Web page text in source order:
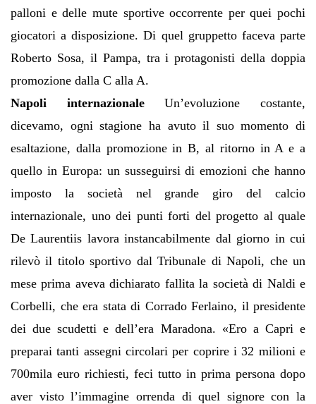
palloni e delle mute sportive occorrente per quei pochi
giocatori a disposizione. Di quel gruppetto faceva parte
Roberto Sosa, il Pampa, tra i protagonisti della doppia
promozione dalla C alla A.
Napoli internazionaleUn’evoluzione costante,
dicevamo, ogni stagione ha avuto il suo momento di
esaltazione, dalla promozione in B, al ritorno in A e a
quello in Europa: un susseguirsi di emozioni che hanno
imposto la società nel grande giro del calcio
internazionale, uno dei punti forti del progetto al quale
De Laurentiis lavora instancabilmente dal giorno in cui
rilevò il titolo sportivo dal Tribunale di Napoli, che un
mese prima aveva dichiarato fallita la società di Naldi e
Corbelli, che era stata di Corrado Ferlaino, il presidente
dei due scudetti e dell’era Maradona. «Ero a Capri e
preparai tanti assegni circolari per coprire i 32 milioni e
700mila euro richiesti, feci tutto in prima persona dopo
aver visto l’immagine orrenda di quel signore con la